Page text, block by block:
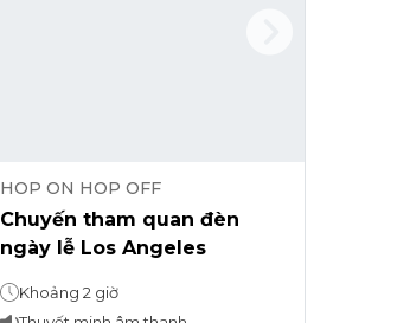
HOP ON HOP OFF
Chuyến tham quan đèn
ngày lễ Los Angeles
Khoảng 2 giờ